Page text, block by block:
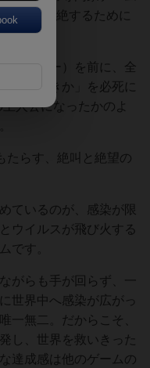
症を根絶するために
オーバー）を前に、全
救うべきか」を必死に
人公になったかのよ
たらす、絶叫と絶望の
ているのが、感染が限
ウイルスが飛び火する
です。
がらも手が回らず、一
世界中へ感染が広がっ
一無二。だからこそ、
し、世界を救いきった
達成感は他のゲームの